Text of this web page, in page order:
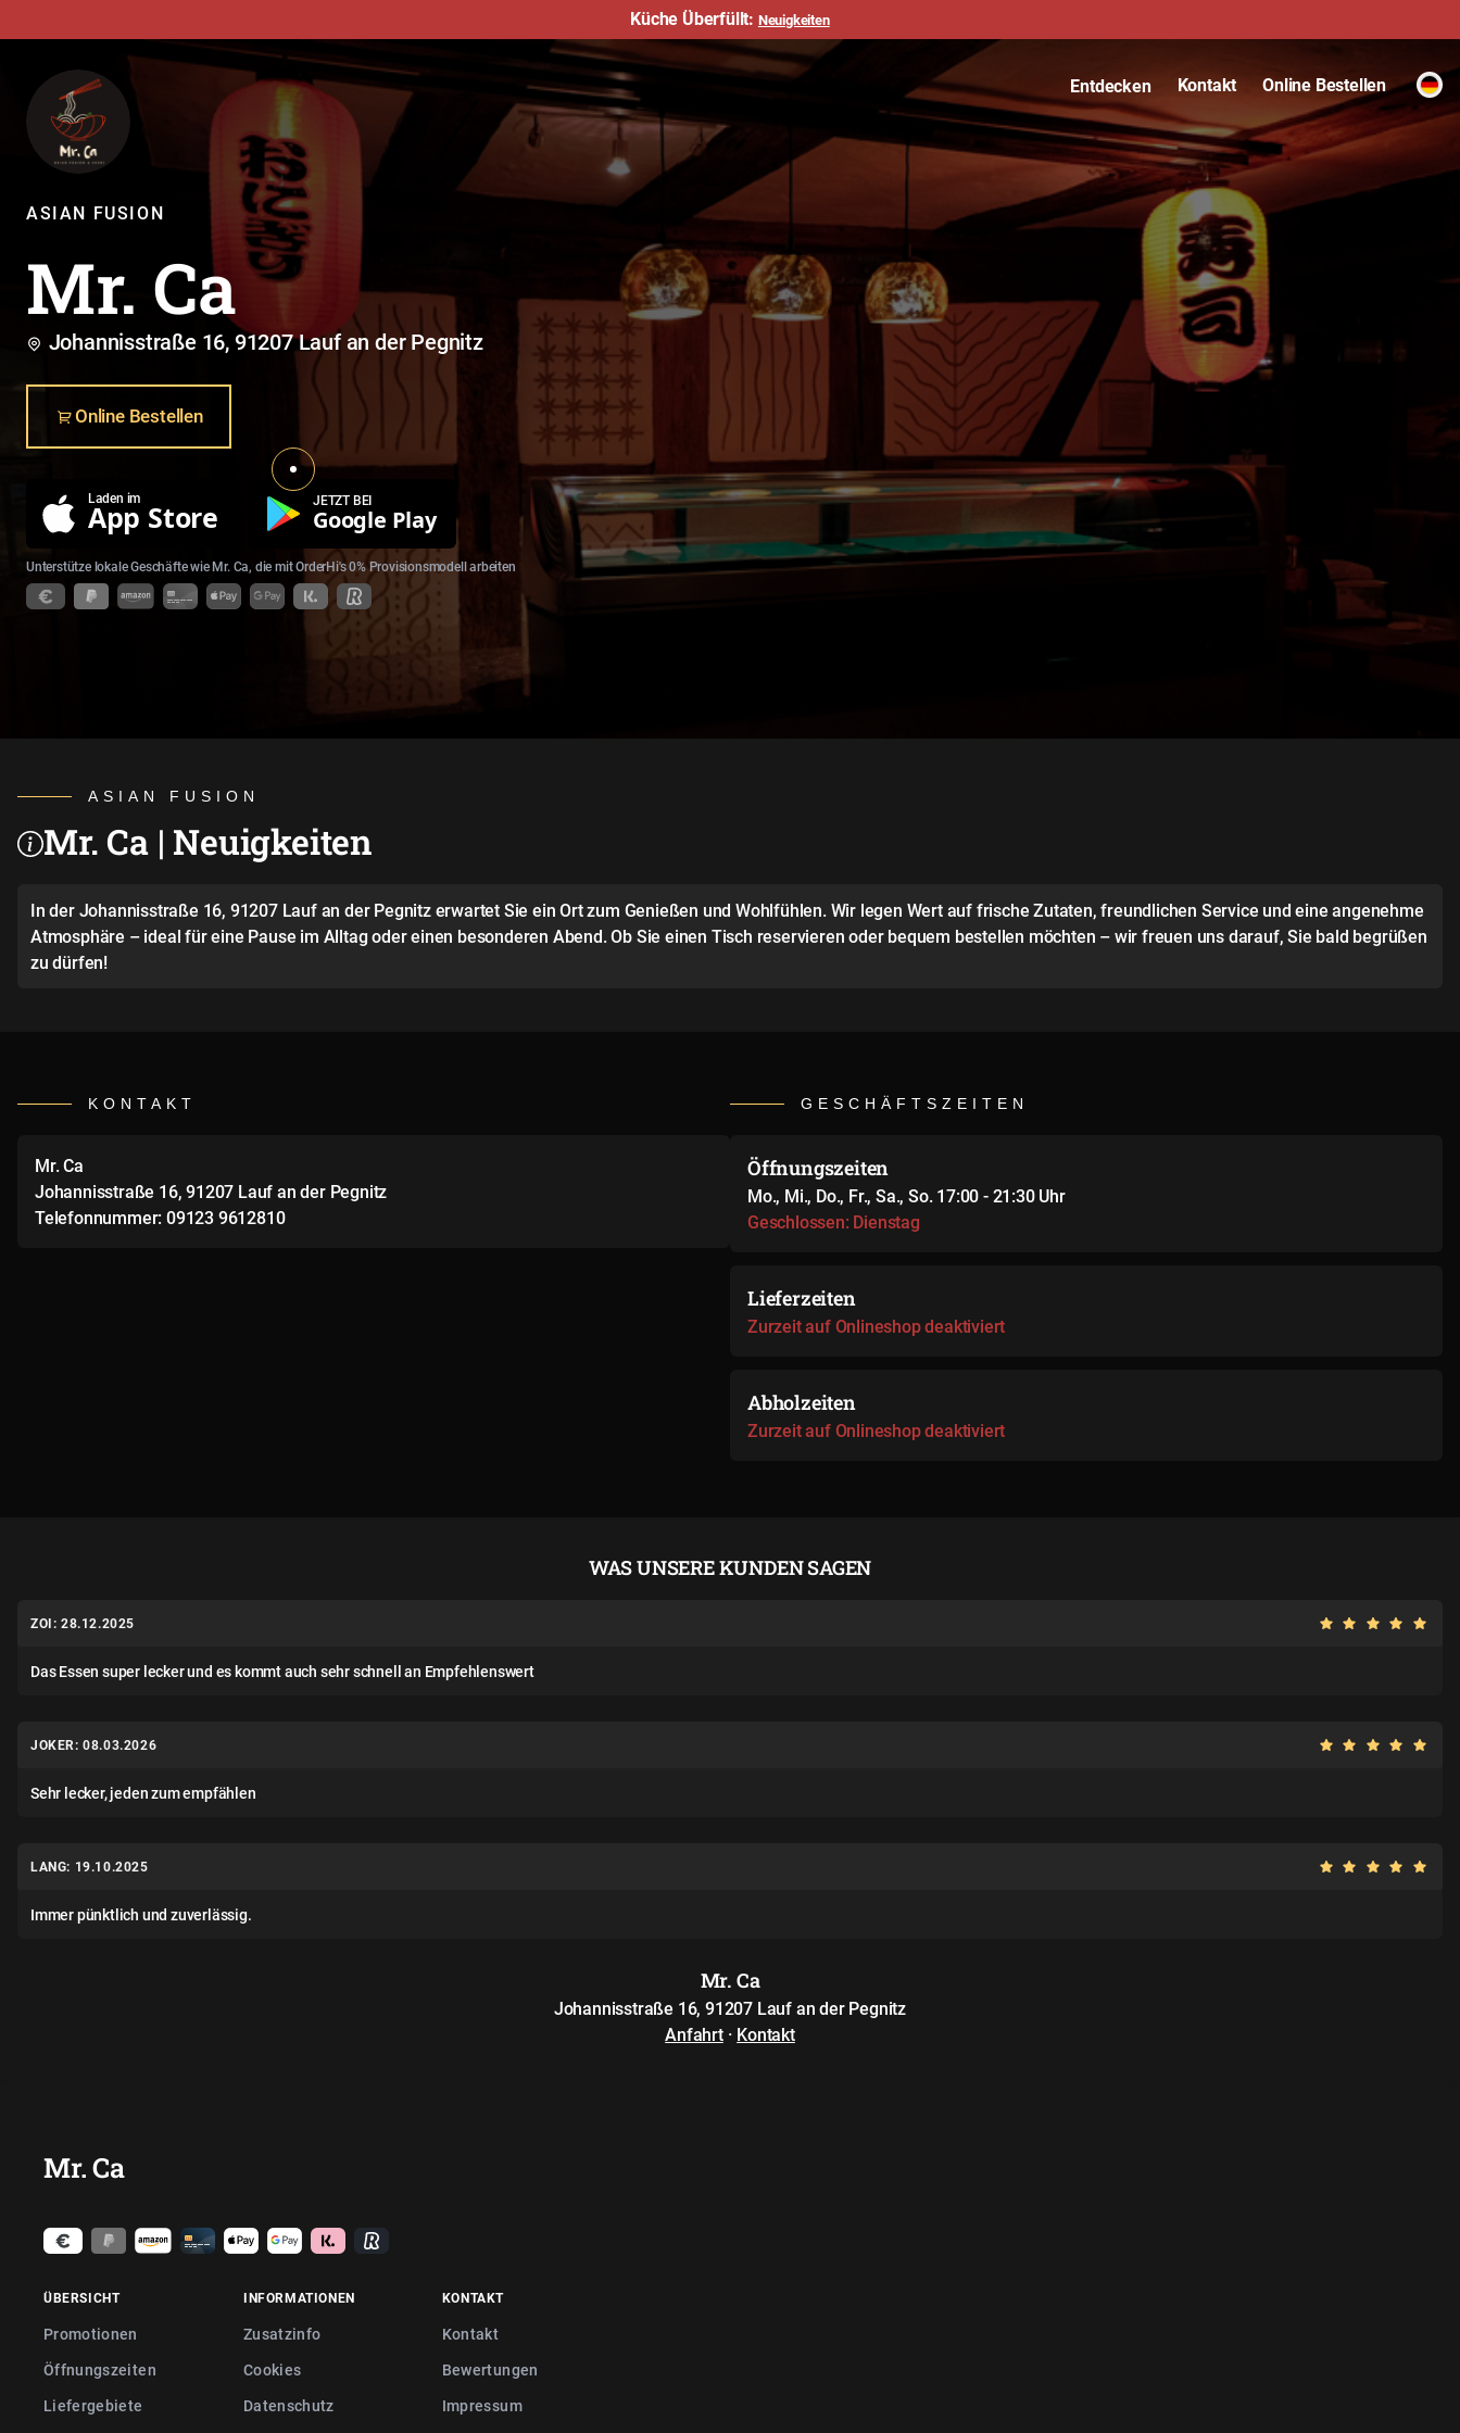
Küche Überfüllt: Neuigkeiten
Entdecken Kontakt Online Bestellen
ASIAN FUSION
Mr. Ca
Johannisstraße 16, 91207 Lauf an der Pegnitz
Online Bestellen
Laden im
App Store JETZT BEI
Google Play
Unterstütze lokale Geschäfte wie Mr. Ca, die mit OrderHi's 0% Provisionsmodell arbeiten
ASIAN FUSION
Mr. Ca | Neuigkeiten
In der Johannisstraße 16, 91207 Lauf an der Pegnitz erwartet Sie ein Ort zum Genießen und Wohlfühlen. Wir legen Wert auf frische Zutaten, freundlichen Service und eine angenehme
Atmosphäre – ideal für eine Pause im Alltag oder einen besonderen Abend. Ob Sie einen Tisch reservieren oder bequem bestellen möchten – wir freuen uns darauf, Sie bald begrüßen
zu dürfen!
KONTAKT
Mr. Ca
Johannisstraße 16, 91207 Lauf an der Pegnitz
Telefonnummer: 09123 9612810
GESCHÄFTSZEITEN
Öffnungszeiten
Mo., Mi., Do., Fr., Sa., So. 17:00 - 21:30 Uhr
Geschlossen: Dienstag
Lieferzeiten
Zurzeit auf Onlineshop deaktiviert
Abholzeiten
Zurzeit auf Onlineshop deaktiviert
WAS UNSERE KUNDEN SAGEN
ZOI: 28.12.2025
Das Essen super lecker und es kommt auch sehr schnell an Empfehlenswert
JOKER: 08.03.2026
Sehr lecker, jeden zum empfählen
LANG: 19.10.2025
Immer pünktlich und zuverlässig.
Mr. Ca
Johannisstraße 16, 91207 Lauf an der Pegnitz
Anfahrt· Kontakt
Mr. Ca
ÜBERSICHT
Promotionen
Öffnungszeiten
Liefergebiete
INFORMATIONEN
Zusatzinfo
Cookies
Datenschutz
KONTAKT
Kontakt
Bewertungen
Impressum